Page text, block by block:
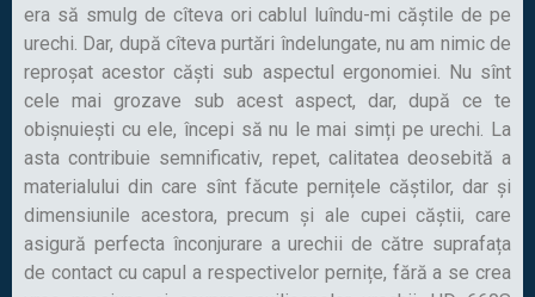
era să smulg de cîteva ori cablul luîndu-mi căștile de pe
urechi. Dar, după cîteva purtări îndelungate, nu am nimic de
reproșat acestor căști sub aspectul ergonomiei. Nu sînt
cele mai grozave sub acest aspect, dar, după ce te
obișnuiești cu ele, începi să nu le mai simți pe urechi. La
asta contribuie semnificativ, repet, calitatea deosebită a
materialului din care sînt făcute pernițele căștilor, dar și
dimensiunile acestora, precum și ale cupei căștii, care
asigură perfecta înconjurare a urechii de către suprafața
de contact cu capul a respectivelor pernițe, fără a se crea